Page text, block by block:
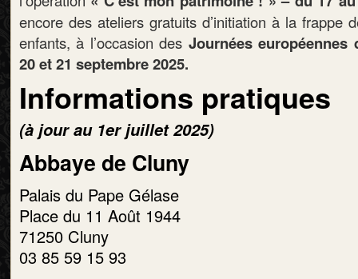
encore des ateliers gratuits d’initiation à la frappe
enfants, à l’occasion des Journées
20 et 21 septembre 2025.
Informations pratiques
(à jour au 1er juillet 2025)
Abbaye de Cluny
Palais du Pape Gélase
Place du 11 Août 1944
71250 Cluny
03 85 59 15 93